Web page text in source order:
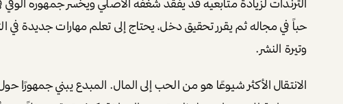
الترندات لزيادة متابعيه قد يفقد شغفه الأصلي ويخسر جمهوره
حباً في مجاله ثم يقرر تحقيق دخل، يحتاج إلى تعلم مهارات جديدة في
وتيرة النشر.
الانتقال الأكثر شيوعًا هو من الحب إلى المال. المبدع يبني